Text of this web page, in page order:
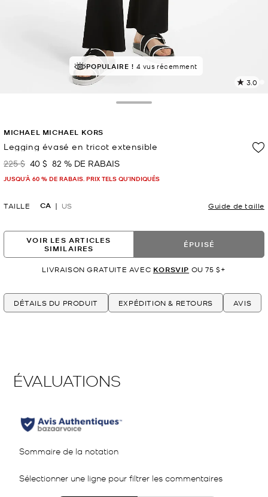
POPULAIRE ! 4 vus récemment
3.0
MICHAEL MICHAEL KORS
Legging évasé en tricot extensible
était
225 $ maintenant
40 $ 82 % DE RABAIS
JUSQU’À 60 % DE RABAIS. PRIX TELS QU'INDIQUÉS
TAILLE CA US Guide de taille
VOIR LES ARTICLES
SIMILAIRES
ÉPUISÉ
LIVRAISON GRATUITE AVEC KORSVIP OU 75 $+
DÉTAILS DU PRODUIT EXPÉDITION & RETOURS AVIS